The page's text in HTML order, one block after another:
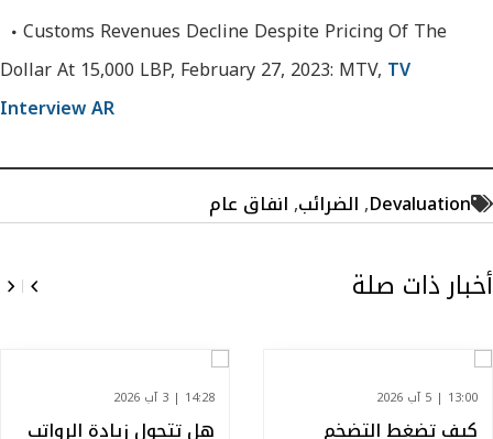
Customs Revenues Decline Despite Pricing Of The
Dollar At 15,000 LBP, February 27, 2023: MTV, TV
Interview AR
Devaluation
,الضرائب,انفاق عام
أخبار ذات صلة
13:00 | 5 آب 2026
كيف تضغط التضخم
14:28 | 3 آب 2026
هل تتحول زيادة الرواتب